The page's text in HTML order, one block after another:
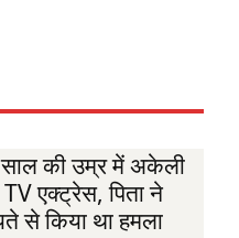
की उम्र में अकेली
एक्ट्रेस, पिता ने
से किया था हमला